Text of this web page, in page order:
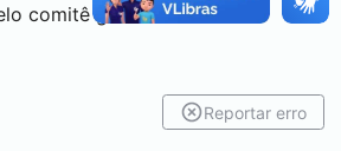
comitê gestor do PERI.
Reportar erro